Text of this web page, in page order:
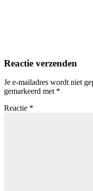
Reactie verzenden
Je e-mailadres wordt niet
gemarkeerd met *
Reactie *